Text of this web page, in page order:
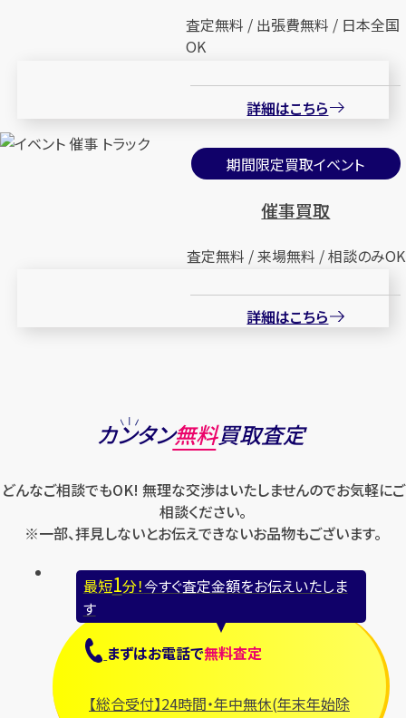
査定無料 / 出張費無料 / 日本全国
OK
詳細はこちら
期間限定買取イベント
催事買取
査定無料 / 来場無料 / 相談のみOK
詳細はこちら
カンタン無料買取査定
どんなご相談でもOK! 無理な交渉はいたしませんのでお気軽にご
相談ください。
※一部、拝見しないとお伝えできないお品物もございます。
最短1分！今すぐ査定金額をお伝えいたしま
す
まずはお電話で無料査定
【総合受付】24時間・年中無休(年末年始除